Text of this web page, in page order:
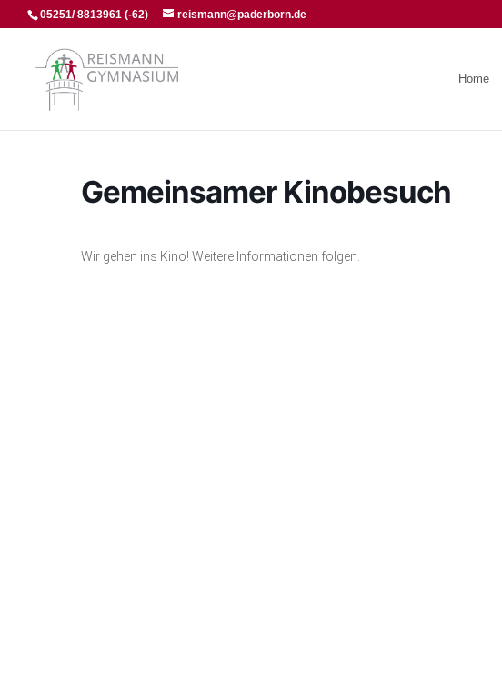
05251/ 8813961 (-62) reismann@paderborn.de
Home
Gemeinsamer Kinobesuch
Wir gehen ins Kino! Weitere Informationen folgen.